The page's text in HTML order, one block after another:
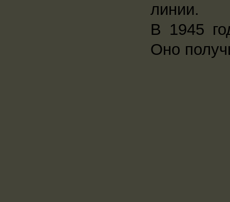
линии.
В 1945
Оно